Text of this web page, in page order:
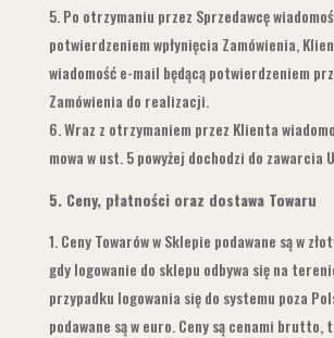
Po otrzymaniu przez Sprzedawcę
potwierdzeniem wpłynięcia Zamówienia,
wiadomość e-mail będącą potwierdzeniem
Zamówienia do realizacji.
Wraz z otrzymaniem przez Klienta
mowa w ust. 5 powyżej dochodzi do zawarcia
5. Ceny, płatności oraz dostawa Towaru
Ceny Towarów w Sklepie podawane są w
gdy logowanie do sklepu odbywa się na
przypadku logowania się do systemu poza
podawane są w euro. Ceny są cenami brutto,